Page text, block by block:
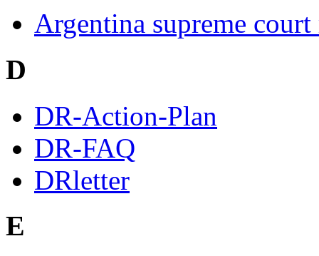
Argentina supreme
D
DR-Action-Plan
DR-FAQ
DRletter
E